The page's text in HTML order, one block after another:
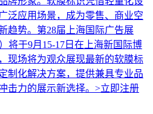
泛应用场景，成为零售、商业空
趋势。第28届上海国际广告展
将于9月15-17日在上海新国际博
现场将为观众展现最新的软膜标
制化解决方案，提供兼具专业品
击力的展示新选择。>立即注册